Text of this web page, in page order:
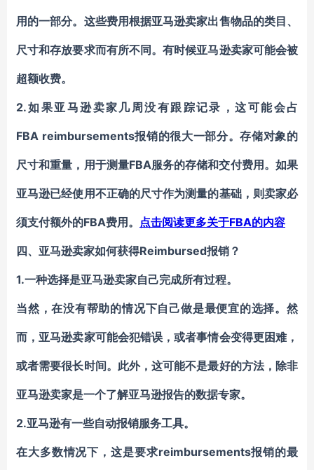
用 的一部分。这些费用根据亚马逊卖家出售物品的类目 、
尺寸和存放要求而有所不同。有时候亚马逊卖家可能会被
超额收费。
2.如果亚马逊卖家 几周没有跟踪记录，这可能会占
FBA reimbursements报销的很大一部分。存储对象的
尺寸和重量，用于测量FBA服务的存储和交付费用。如果
亚马逊已经使用不正确的尺寸作为测量的基础，则卖家必
须支付额外的FBA费用 。 点击阅读更多关于FBA的内容
四、亚马逊卖家如何获得Reimbursed报销？
1.一种选择是亚马逊卖家自己完成所有过程。
当然，在没有帮助的情况下自己做是最便宜的选择。然
而， 亚马逊卖家可能会犯错误，或者事情会变得更困难，
或者需要很长时间。此外，这可能不是最好的方法，除非
亚马逊卖家是一个了解亚马逊报告的数据专家。
2.亚马逊有一些自动报销服务工具。
在大多数情况下，这是要求reimbursements报销的最